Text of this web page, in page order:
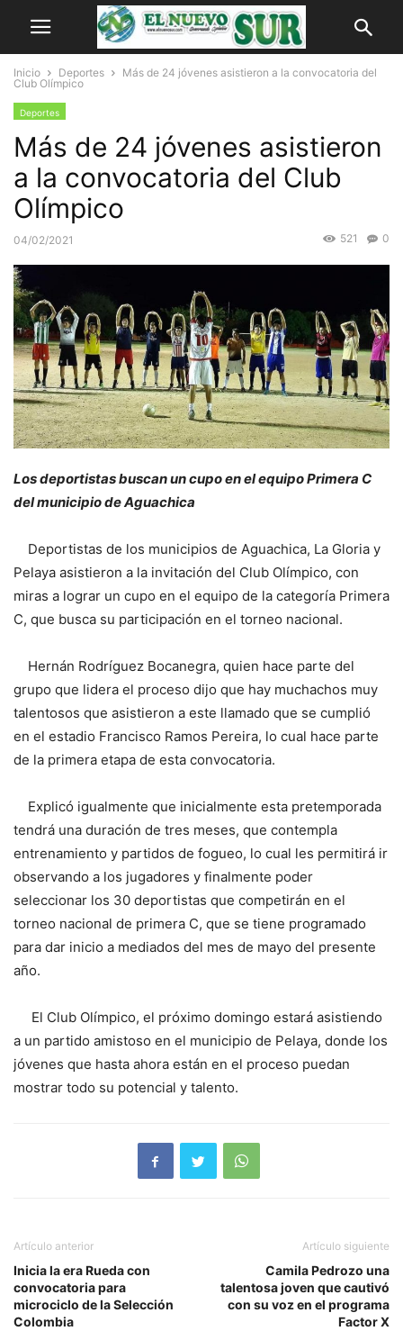
Inicio Deportes
Más de 24 jóvenes asistieron a la convocatoria del
Club Olímpico
Deportes
Más de 24 jóvenes asistieron
a la convocatoria del Club
Olímpico
04/02/2021 0
521
Los deportistas buscan un cupo en el equipo Primera C
del municipio de Aguachica
Deportistas de los municipios de Aguachica, La Gloria y
Pelaya asistieron a la invitación del Club Olímpico, con
miras a lograr un cupo en el equipo de la categoría Primera
C, que busca su participación en el torneo nacional.
Hernán Rodríguez Bocanegra, quien hace parte del
grupo que lidera el proceso dijo que hay muchachos muy
talentosos que asistieron a este llamado que se cumplió
en el estadio Francisco Ramos Pereira, lo cual hace parte
de la primera etapa de esta convocatoria.
Explicó igualmente que inicialmente esta pretemporada
tendrá una duración de tres meses, que contempla
entrenamiento y partidos de fogueo, lo cual les permitirá ir
observando a los jugadores y finalmente poder
seleccionar los 30 deportistas que competirán en el
torneo nacional de primera C, que se tiene programado
para dar inicio a mediados del mes de mayo del presente
año.
El Club Olímpico, el próximo domingo estará asistiendo
a un partido amistoso en el municipio de Pelaya, donde los
jóvenes que hasta ahora están en el proceso puedan
mostrar todo su potencial y talento.
Artículo anterior
Inicia la era Rueda con
convocatoria para
microciclo de la Selección
Colombia
Artículo siguiente
Camila Pedrozo una
talentosa joven que cautivó
con su voz en el programa
Factor X